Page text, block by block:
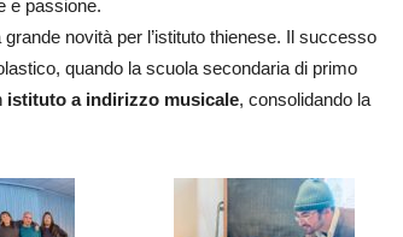
e passione.
novità per l’istituto thienese. Il successo
quando la scuola secondaria di primo
istituto a indirizzo musicale, consolidando la